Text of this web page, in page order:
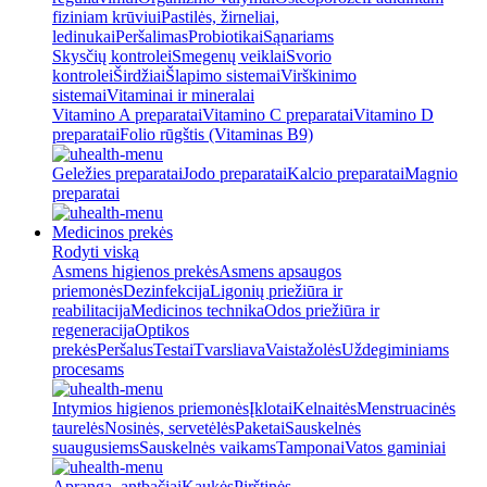
fiziniam krūviuiPastilės, žirneliai,
ledinukaiPeršalimasProbiotikaiSąnariams
Skysčių kontroleiSmegenų veiklaiSvorio
kontroleiŠirdžiaiŠlapimo sistemaiVirškinimo
sistemaiVitaminai ir mineralai
Vitamino A preparataiVitamino C preparataiVitamino D
preparataiFolio rūgštis (Vitaminas B9)
Geležies preparataiJodo preparataiKalcio preparataiMagnio
preparatai
Medicinos prekės
Rodyti viską
Asmens higienos prekėsAsmens apsaugos
priemonėsDezinfekcijaLigonių priežiūra ir
reabilitacijaMedicinos technikaOdos priežiūra ir
regeneracijaOptikos
prekėsPeršalusTestaiTvarsliavaVaistažolėsUždegiminiams
procesams
Intymios higienos priemonėsĮklotaiKelnaitėsMenstruacinės
taurelėsNosinės, servetėlėsPaketaiSauskelnės
suaugusiemsSauskelnės vaikamsTamponaiVatos gaminiai